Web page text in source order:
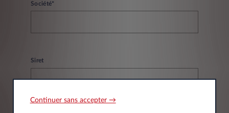
Société*
Siret
Continuer sans accepter →